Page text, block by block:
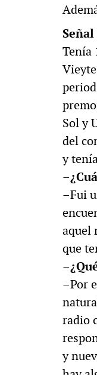
Tenía
Sol y
del
y
–Fui
aquel
que
–Por
radio
y